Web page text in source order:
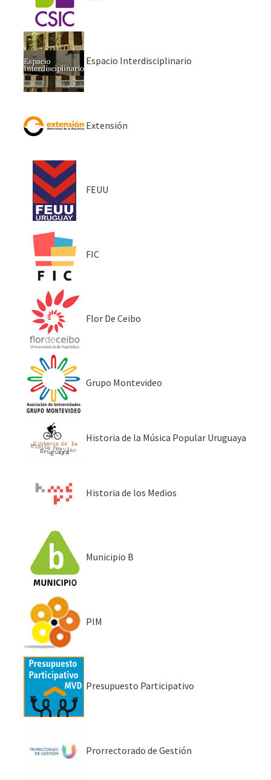
Espacio Interdisciplinario
Extensión
FEUU
FIC
Flor De Ceibo
Grupo Montevideo
Historia de la Música Popular Uruguaya
Historia de los Medios
Municipio B
PIM
Presupuesto Participativo
Prorrectorado de Gestión